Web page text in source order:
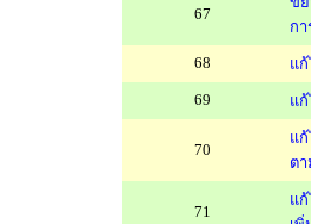
67
ก
68 แ
69 แ
70
แ
ต
71
แ